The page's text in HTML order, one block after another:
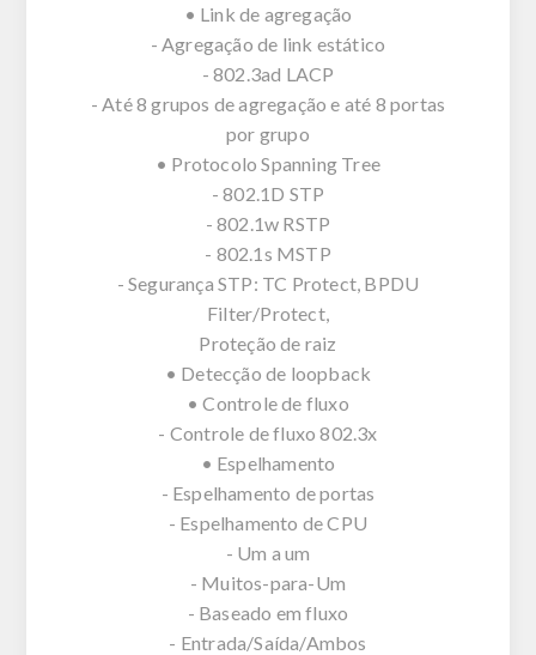
• Link de agregação
- Agregação de link estático
- 802.3ad LACP
- Até 8 grupos de agregação e até 8 portas
por grupo
• Protocolo Spanning Tree
- 802.1D STP
- 802.1w RSTP
- 802.1s MSTP
- Segurança STP: TC Protect, BPDU
Filter/Protect,
Proteção de raiz
• Detecção de loopback
• Controle de fluxo
- Controle de fluxo 802.3x
• Espelhamento
- Espelhamento de portas
- Espelhamento de CPU
- Um a um
- Muitos-para-Um
- Baseado em fluxo
- Entrada/Saída/Ambos